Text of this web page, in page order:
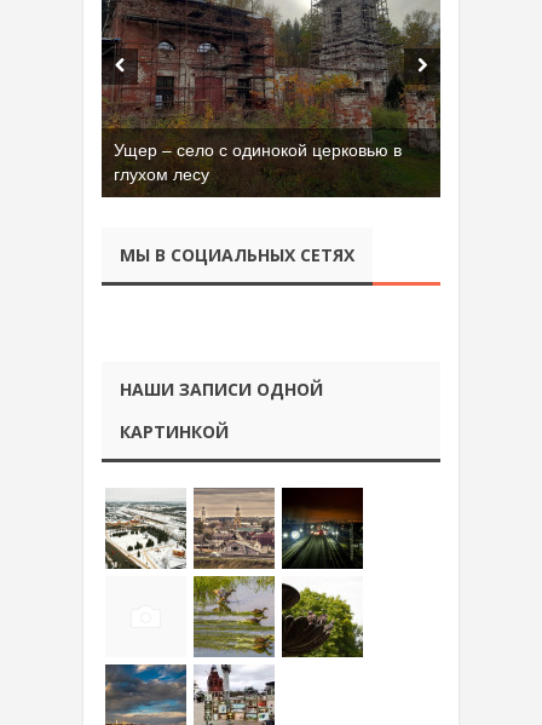
Ущер – село с одинокой церковью в
глухом лесу
Бывшая танковая часть имени Сухэ-
Батора во Владимире
МЫ В СОЦИАЛЬНЫХ СЕТЯХ
НАШИ ЗАПИСИ ОДНОЙ
КАРТИНКОЙ